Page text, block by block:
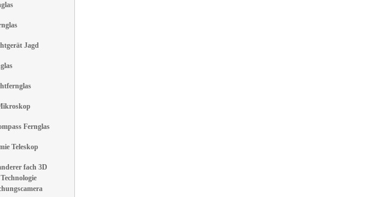
Jagd
Fernglas
Teleskop
fach 3D